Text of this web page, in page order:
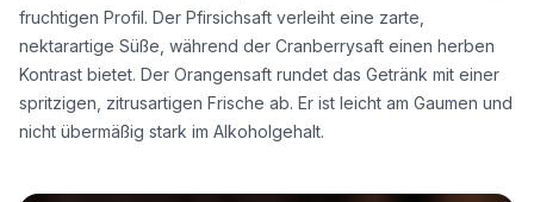
fruchtigen Profil. Der Pfirsichsaft verleiht eine zarte,
nektarartige Süße, während der Cranberrysaft einen herben
Kontrast bietet. Der Orangensaft rundet das Getränk mit einer
spritzigen, zitrusartigen Frische ab. Er ist leicht am Gaumen und
nicht übermäßig stark im Alkoholgehalt.